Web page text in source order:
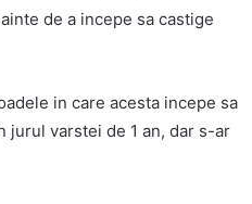
de a incepe sa castige
in care acesta incepe sa
varstei de 1 an, dar s-ar